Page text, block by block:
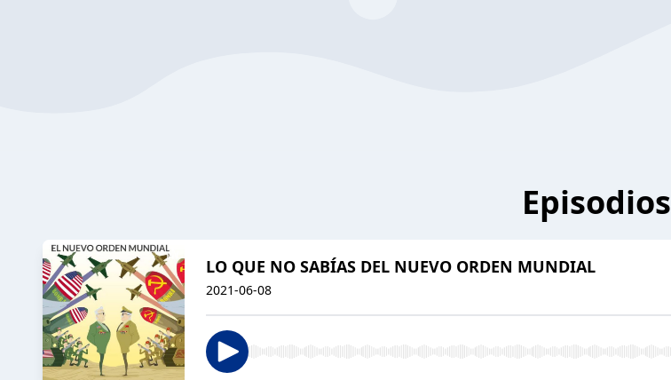
Episodios
LO QUE NO SABÍAS DEL NUEVO ORDEN MUNDIAL
2021-06-08